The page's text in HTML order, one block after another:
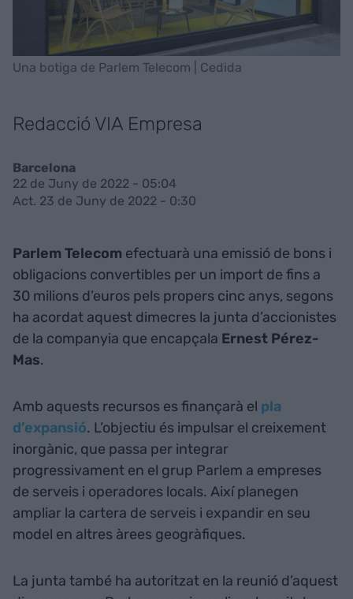
Una botiga de Parlem Telecom | Cedida
Redacció VIA Empresa
Barcelona
22 de Juny de 2022 - 05:04
Act. 23 de Juny de 2022 - 0:30
Parlem Telecom efectuarà una emissió de bons i
obligacions convertibles per un import de fins a
30 milions d’euros pels propers cinc anys, segons
ha acordat aquest dimecres la junta d’accionistes
de la companyia que encapçala Ernest Pérez-
Mas.
Amb aquests recursos es finançarà el pla
d’expansió. L’objectiu és impulsar el creixement
inorgànic, que passa per integrar
progressivament en el grup Parlem a empreses
de serveis i operadores locals. Així planegen
ampliar la cartera de serveis i expandir en seu
model en altres àrees geogràfiques.
La junta també ha autoritzat en la reunió d’aquest